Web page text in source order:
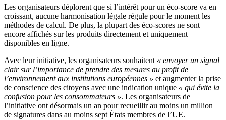
Les organisateurs déplorent que si l’intérêt pour un éco-score va en
croissant, aucune harmonisation légale régule pour le moment les
méthodes de calcul. De plus, la plupart des éco-scores ne sont
encore affichés sur les produits directement et uniquement
disponibles en ligne.
Avec leur initiative, les organisateurs souhaitent « envoyer un signal
clair sur l’importance de prendre des mesures au profit de
l’environnement aux institutions européennes » et augmenter la prise
de conscience des citoyens avec une indication unique « qui évite la
confusion pour les consommateurs ». Les organisateurs de
l’initiative ont désormais un an pour recueillir au moins un million
de signatures dans au moins sept États membres de l’UE.